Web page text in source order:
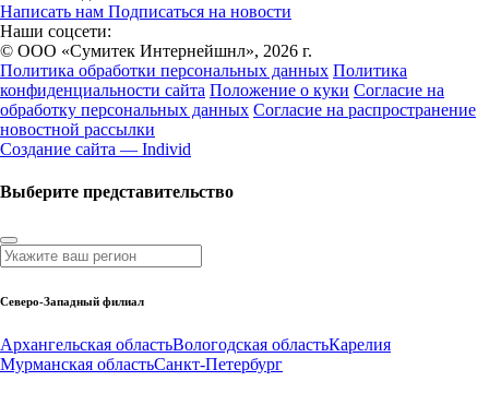
Написать нам Подписаться на новости
Наши соцсети:
© ООО «Сумитек Интернейшнл», 2026 г.
Политика обработки персональных данных Политика
конфиденциальности сайта Положение о куки Согласие на
обработку персональных данных Согласие на распространение
новостной рассылки
Создание сайта — Individ
Выберите представительство
Северо-Западный филиал
Архангельская областьВологодская областьКарелия
Мурманская областьСанкт-Петербург